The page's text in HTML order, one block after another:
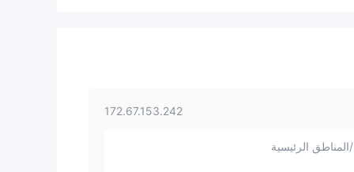
172.67.153.242
المناطق الرئيسية